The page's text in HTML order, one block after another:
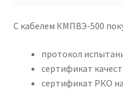
С кабелем КМПВЭ-500
протокол
сертификат
сертификат РКО